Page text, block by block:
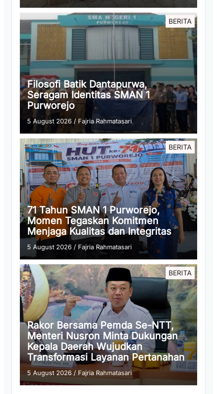
BERITA
Filosofi Batik Dantapurwa,
Seragam Identitas SMAN 1
Purworejo
5 August 2026 / Fajria Rahmatasari
BERITA
71 Tahun SMAN 1 Purworejo,
Momen Tegaskan Komitmen
Menjaga Kualitas dan Integritas
5 August 2026 / Fajria Rahmatasari
BERITA
Rakor Bersama Pemda Se-NTT,
Menteri Nusron Minta Dukungan
Kepala Daerah Wujudkan
Transformasi Layanan Pertanahan
5 August 2026/Fajria Rahmatasari